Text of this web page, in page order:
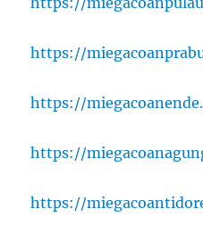
https://
https://
https://
https://